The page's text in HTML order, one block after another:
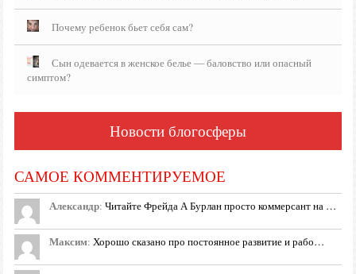
Почему ребенок бьет себя сам?
Сын одевается в женское белье — баловство или опасный
симптом?
Новости блогосферы
САМОЕ КОММЕНТИРУЕМОЕ
Александр: Читайте Фрейда А Бурлан просто коммерсант на …
Максим: Хорошо сказано про постоянное развитие и рабо…